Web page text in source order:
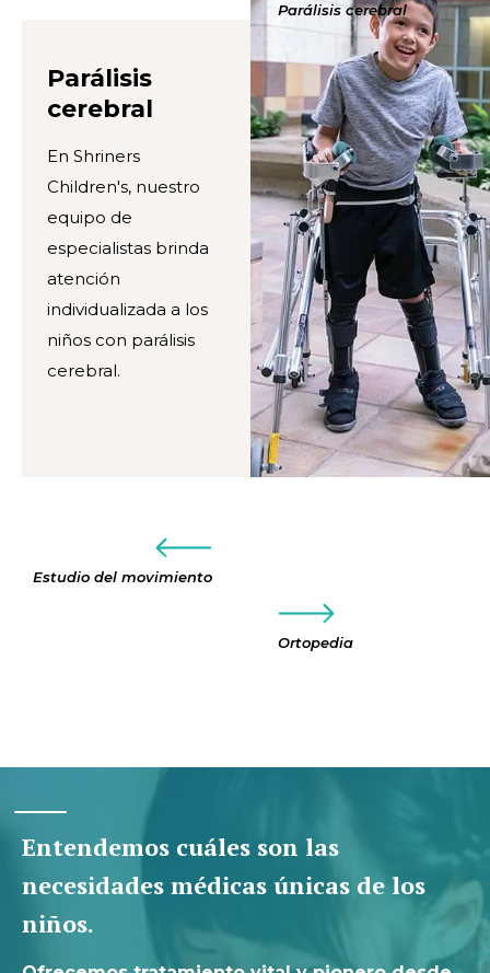
Parálisis cerebral
Parálisis
cerebral
En Shriners
Children's, nuestro
equipo de
especialistas brinda
atención
individualizada a los
niños con parálisis
cerebral.
Estudio del movimiento
Ortopedia
Entendemos cuáles son las
necesidades médicas únicas de los
niños.